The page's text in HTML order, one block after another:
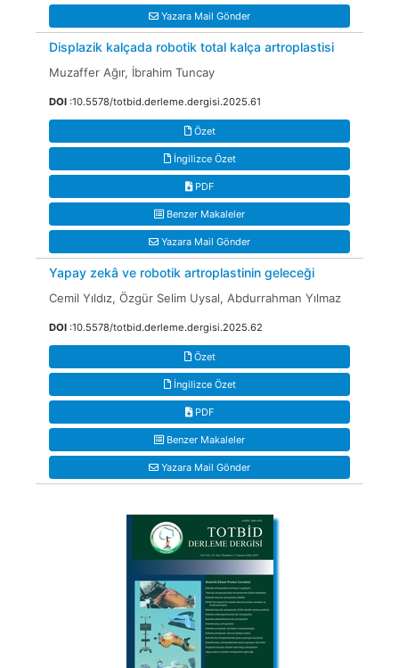
Yazara Mail Gönder
Displazik kalçada robotik total kalça artroplastisi
Muzaffer Ağır, İbrahim Tuncay
DOI :10.5578/totbid.derleme.dergisi.2025.61
Özet
İngilizce Özet
PDF
Benzer Makaleler
Yazara Mail Gönder
Yapay zekâ ve robotik artroplastinin geleceği
Cemil Yıldız, Özgür Selim Uysal, Abdurrahman Yılmaz
DOI :10.5578/totbid.derleme.dergisi.2025.62
Özet
İngilizce Özet
PDF
Benzer Makaleler
Yazara Mail Gönder